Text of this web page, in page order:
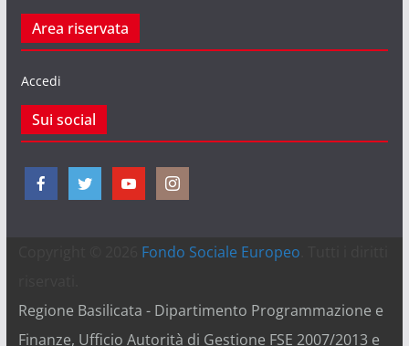
Area riservata
Accedi
Sui social
Fondo Sociale Europeo
Regione Basilicata - Dipartimento Programmazione e
Finanze, Ufficio Autorità di Gestione FSE 2007/2013 e